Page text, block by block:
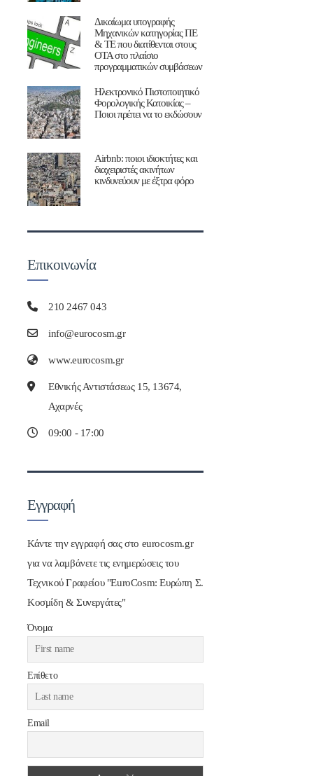
Δικαίωμα υπογραφής
Μηχανικών κατηγορίας ΠΕ
& ΤΕ που διατίθενται στους
ΟΤΑ στο πλαίσιο
προγραμματικών συμβάσεων
Ηλεκτρονικό Πιστοποιητικό
Φορολογικής Κατοικίας –
Ποιοι πρέπει να το εκδώσουν
Airbnb: ποιοι ιδιοκτήτες και
διαχειριστές ακινήτων
κινδυνεύουν με έξτρα φόρο
Επικοινωνία
210 2467 043
info@eurocosm.gr
www.eurocosm.gr
Εθνικής Αντιστάσεως 15, 13674,
Αχαρνές
09:00 - 17:00
Εγγραφή
Κάντε την εγγραφή σας στο eurocosm.gr
για να λαμβάνετε τις ενημερώσεις του
Τεχνικού Γραφείου "EuroCosm: Ευρώπη Σ.
Κοσμίδη & Συνεργάτες"
Όνομα
Επίθετο
Email